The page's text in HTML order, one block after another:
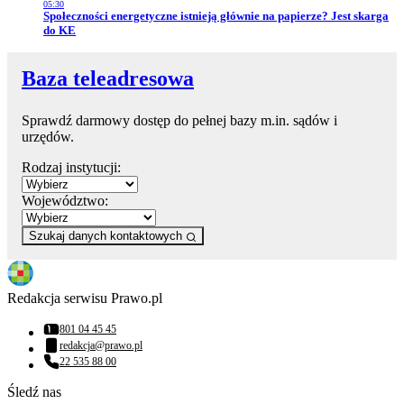
05:30
Przejdź do artykułu:
Społeczności energetyczne istnieją głównie na papierze? Jest skarga
do KE
Baza teleadresowa
Sprawdź darmowy dostęp do pełnej bazy m.in. sądów i
urzędów.
Rodzaj instytucji:
Województwo:
Szukaj danych kontaktowych
Redakcja serwisu Prawo.pl
Numer telefonu:
801 04 45 45
Adres email:
redakcja@prawo.pl
Numer telefonu:
22 535 88 00
Śledź nas